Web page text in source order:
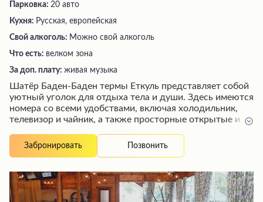
Парковка: 20 авто
Кухня: Русская, европейская
Свой алкоголь: Можно свой алкоголь
Что есть: велком зона
За доп. плату: живая музыка
Шатёр Баден-Баден термы Еткуль представляет собой
уютный уголок для отдыха тела и души. Здесь имеются
номера со всеми удобствами, включая холодильник,
телевизор и чайник, а также просторные открытые и
гидромассажами. Гости могут насладиться
разнообразным меню в кафе или отведать вкусные
посетителям предлагаются процедуры в банях мира с
ароматическим паром. Комплекс расположен в
живописном лесу у небольшого озера, что создает
Забронировать Позвонить